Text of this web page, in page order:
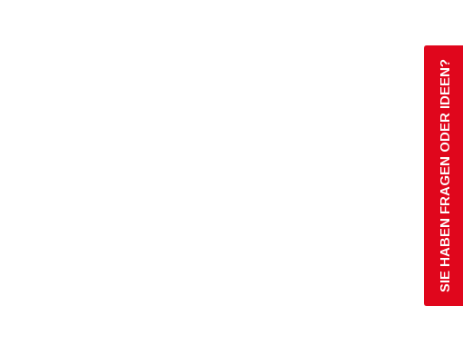
SIE HABEN FRAGEN ODER IDEEN?